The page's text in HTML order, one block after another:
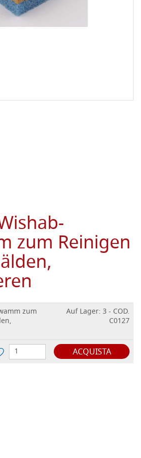
zum Reinigen
zum
Auf Lager: 3 - COD.
C0127
ACQUISTA